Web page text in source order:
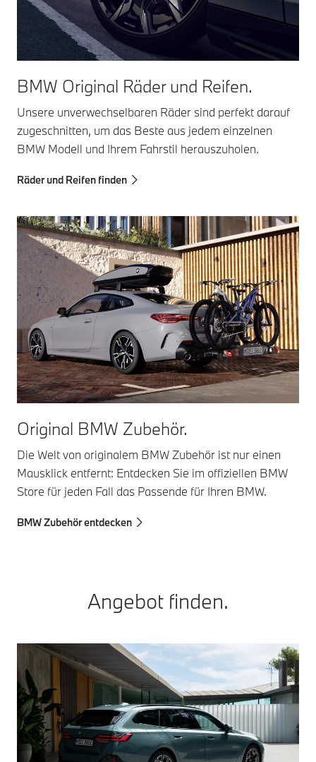
BMW Original Räder und Reifen.
Unsere unverwechselbaren Räder sind perfekt darauf
zugeschnitten, um das Beste aus jedem einzelnen
BMW Modell und Ihrem Fahrstil herauszuholen.
Räder und Reifen finden
Original BMW Zubehör.
Die Welt von originalem BMW Zubehör ist nur einen
Mausklick entfernt: Entdecken Sie im offiziellen BMW
Store für jeden Fall das Passende für Ihren BMW.
BMW Zubehör entdecken
Angebot finden.